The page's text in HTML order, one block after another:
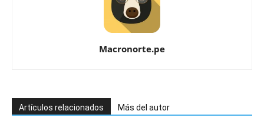
Macronorte.pe
Artículos relacionados Más del autor